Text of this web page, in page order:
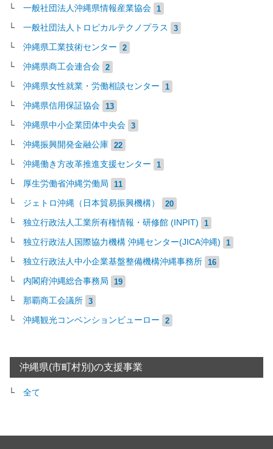
一般社団法人沖縄県情報産業協会 1
一般社団法人トロピカルテクノプラス 3
沖縄県工業技術センター 2
沖縄県商工会連合会 2
沖縄県女性就業・労働相談センター 1
沖縄県信用保証協会 13
沖縄県中小企業団体中央会 3
沖縄振興開発金融公庫 22
沖縄働き方改革推進支援センター 1
厚生労働省沖縄労働局 11
ジェトロ沖縄（日本貿易振興機構） 20
独立行政法人工業所有権情報・研修館 (INPIT) 1
独立行政法人国際協力機構 沖縄センター(JICA沖縄) 1
独立行政法人中小企業基盤整備機構沖縄事務所 16
内閣府沖縄総合事務局 19
那覇商工会議所 3
沖縄観光コンベンションビューロー 2
沖縄県(市町村別)の支援事業
全て